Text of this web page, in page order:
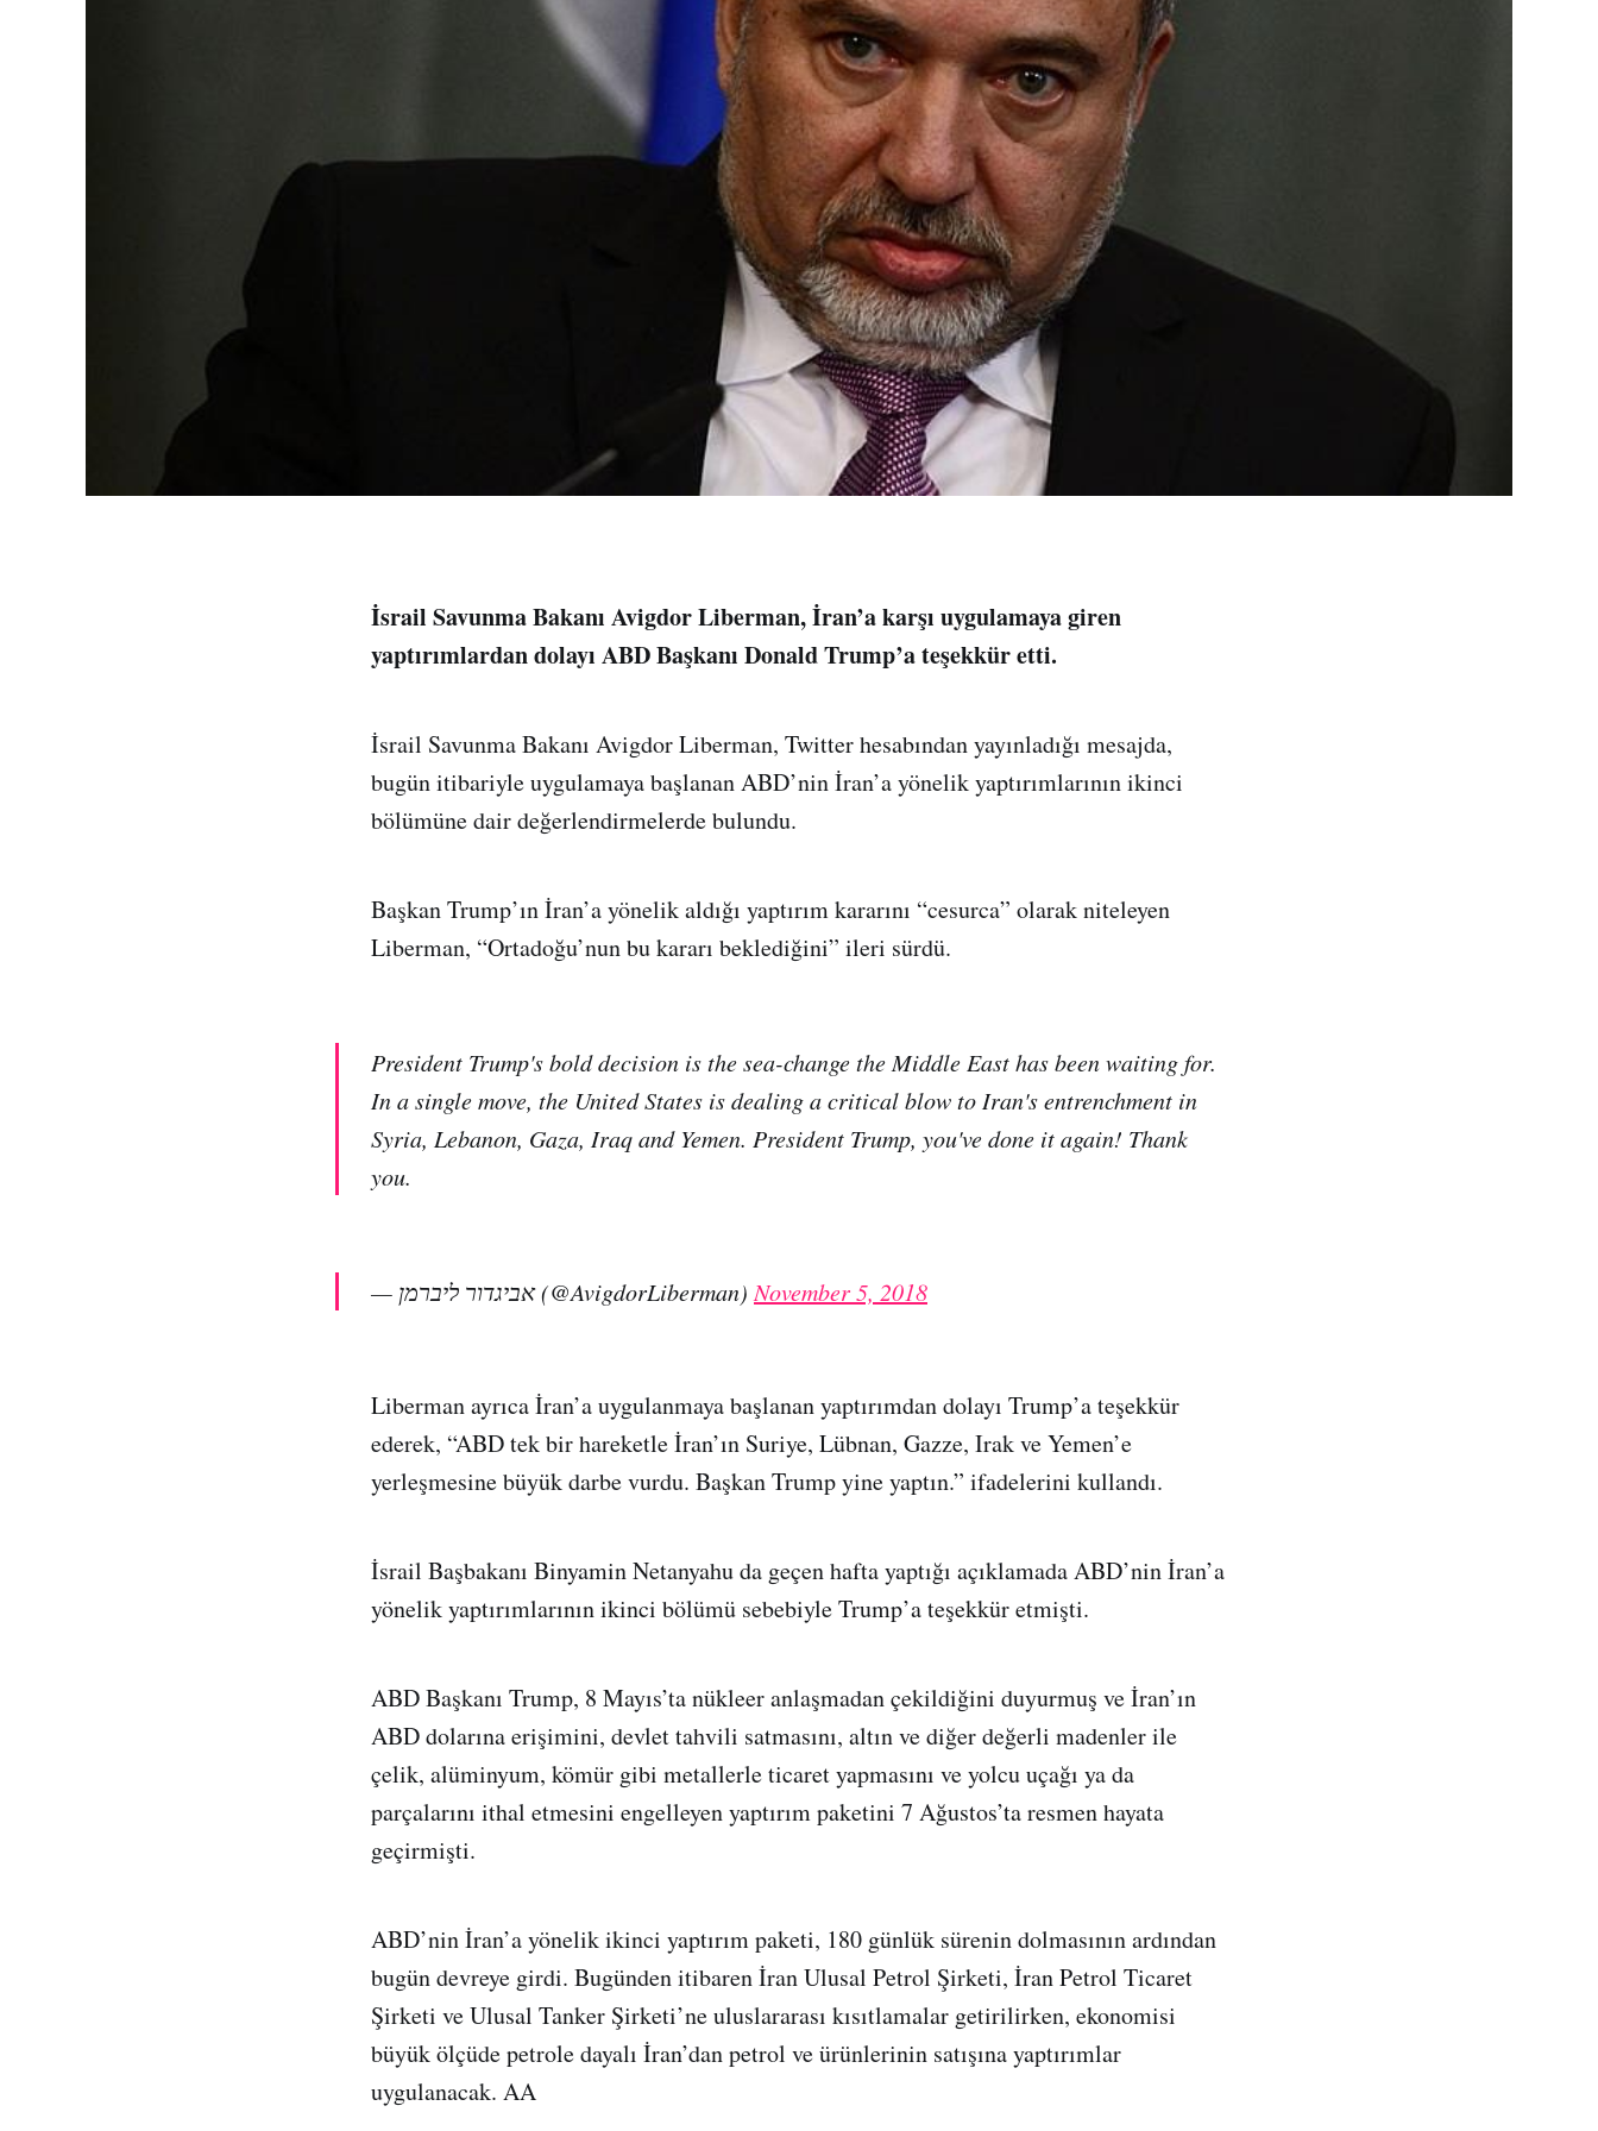
İsrail Savunma Bakanı Avigdor Liberman, İran’a karşı uygulamaya giren
yaptırımlardan dolayı ABD Başkanı Donald Trump’a teşekkür etti.
İsrail Savunma Bakanı Avigdor Liberman, Twitter hesabından yayınladığı mesajda,
bugün itibariyle uygulamaya başlanan ABD’nin İran’a yönelik yaptırımlarının ikinci
bölümüne dair değerlendirmelerde bulundu.
Başkan Trump’ın İran’a yönelik aldığı yaptırım kararını “cesurca” olarak niteleyen
Liberman, “Ortadoğu’nun bu kararı beklediğini” ileri sürdü.
President Trump's bold decision is the sea-change the Middle East has been waiting for.
In a single move, the United States is dealing a critical blow to Iran's entrenchment in
Syria, Lebanon, Gaza, Iraq and Yemen. President Trump, you've done it again! Thank
you.
— אביגדור ליברמן (@AvigdorLiberman) November 5, 2018
Liberman ayrıca İran’a uygulanmaya başlanan yaptırımdan dolayı Trump’a teşekkür
ederek, “ABD tek bir hareketle İran’ın Suriye, Lübnan, Gazze, Irak ve Yemen’e
yerleşmesine büyük darbe vurdu. Başkan Trump yine yaptın.” ifadelerini kullandı.
İsrail Başbakanı Binyamin Netanyahu da geçen hafta yaptığı açıklamada ABD’nin İran’a
yönelik yaptırımlarının ikinci bölümü sebebiyle Trump’a teşekkür etmişti.
ABD Başkanı Trump, 8 Mayıs’ta nükleer anlaşmadan çekildiğini duyurmuş ve İran’ın
ABD dolarına erişimini, devlet tahvili satmasını, altın ve diğer değerli madenler ile
çelik, alüminyum, kömür gibi metallerle ticaret yapmasını ve yolcu uçağı ya da
parçalarını ithal etmesini engelleyen yaptırım paketini 7 Ağustos’ta resmen hayata
geçirmişti.
ABD’nin İran’a yönelik ikinci yaptırım paketi, 180 günlük sürenin dolmasının ardından
bugün devreye girdi. Bugünden itibaren İran Ulusal Petrol Şirketi, İran Petrol Ticaret
Şirketi ve Ulusal Tanker Şirketi’ne uluslararası kısıtlamalar getirilirken, ekonomisi
büyük ölçüde petrole dayalı İran’dan petrol ve ürünlerinin satışına yaptırımlar
uygulanacak. AA